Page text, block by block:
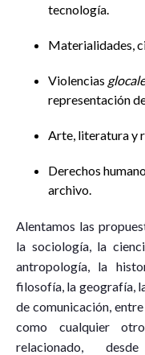
tecnología.
Materialidades,
Violencias
representación
Arte, literatura y
Derechos
archivo.
Alentamos las
la sociología, la
antropología, la
filosofía, la geografía,
de comunicación,
como cualquier
relacionado,